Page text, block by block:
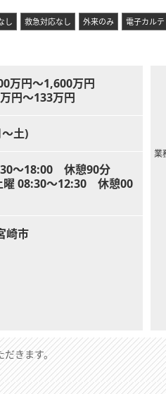
し 救急対応なし 外来のみ 電子カルテ
万円～1,600万円
円～133万円
土)
～18:00 休憩90分
曜 08:30～12:30 休憩00
県 宮崎市
業
きます。